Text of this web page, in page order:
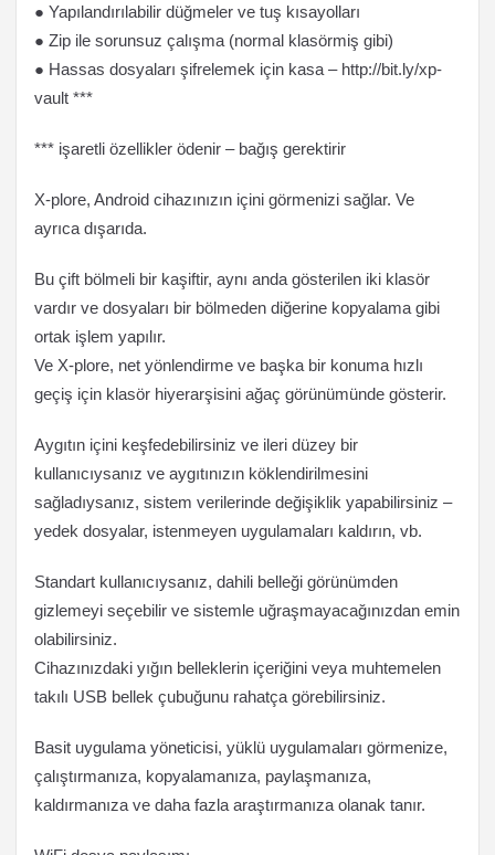
● Yapılandırılabilir düğmeler ve tuş kısayolları
● Zip ile sorunsuz çalışma (normal klasörmiş gibi)
● Hassas dosyaları şifrelemek için kasa – http://bit.ly/xp-
vault ***
*** işaretli özellikler ödenir – bağış gerektirir
X-plore, Android cihazınızın içini görmenizi sağlar. Ve
ayrıca dışarıda.
Bu çift bölmeli bir kaşiftir, aynı anda gösterilen iki klasör
vardır ve dosyaları bir bölmeden diğerine kopyalama gibi
ortak işlem yapılır.
Ve X-plore, net yönlendirme ve başka bir konuma hızlı
geçiş için klasör hiyerarşisini ağaç görünümünde gösterir.
Aygıtın içini keşfedebilirsiniz ve ileri düzey bir
kullanıcıysanız ve aygıtınızın köklendirilmesini
sağladıysanız, sistem verilerinde değişiklik yapabilirsiniz –
yedek dosyalar, istenmeyen uygulamaları kaldırın, vb.
Standart kullanıcıysanız, dahili belleği görünümden
gizlemeyi seçebilir ve sistemle uğraşmayacağınızdan emin
olabilirsiniz.
Cihazınızdaki yığın belleklerin içeriğini veya muhtemelen
takılı USB bellek çubuğunu rahatça görebilirsiniz.
Basit uygulama yöneticisi, yüklü uygulamaları görmenize,
çalıştırmanıza, kopyalamanıza, paylaşmanıza,
kaldırmanıza ve daha fazla araştırmanıza olanak tanır.